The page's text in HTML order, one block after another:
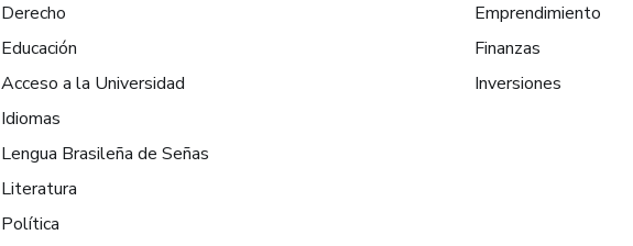
Derecho
Educación
Acceso a la Universidad
Idiomas
Lengua Brasileña de Señas
Literatura
Política
Emprendimiento
Finanzas
Inversiones